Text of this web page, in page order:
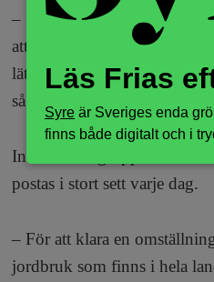
Läs Frias
Syre är Sveriges enda
finns både digitalt och i
– Det är ett stort steg för en
att handla på Ica att gå
lättare att uppmana till alla
så får CSA växa fram när
Intresset för gruppen växer
postas i stort sett varje dag.
– För att klara en
jordbruk som finns i hela